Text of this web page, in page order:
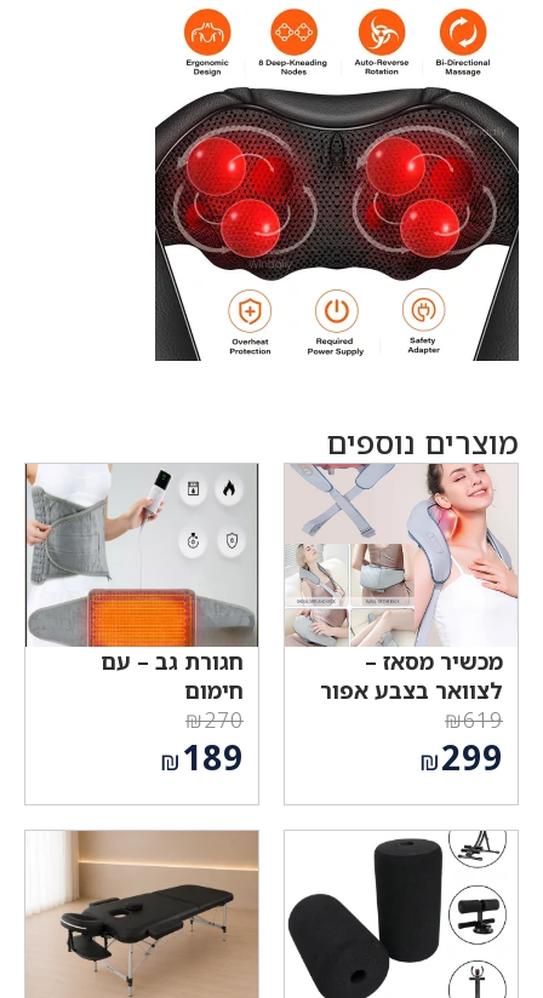
מוצרים נוספים
מכשיר מסאז –
לצוואר בצבע אפור
₪619
המחיר
המקורי
היה:
₪619.
₪299
הוא:
₪299.
חגורת גב – עם
חימום
₪270
המחיר
המקורי
היה:
₪270.
₪189
₪189.